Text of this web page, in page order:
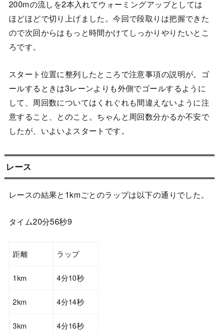
200mの流しを2本入れてウォーミングアップとしては
ほどほどで切り上げました。今回で段取りは把握できた
ので次回からはもっと時間かけてしっかりやりたいとこ
ろです。
スタート位置に整列したところで注意事項の説明が。ゴ
ールするときは3レーンよりも外側でゴールするように
して、周回数についてはくれぐれも間違えないように注
意すること、とのこと。ちゃんと周回数分かるか不安で
したが、いよいよスタートです。
レース
レースの結果と1kmごとのラップは以下の通りでした。
タイム20分56秒9
距離 ラップ
1km 4分10秒
2km 4分14秒
3km 4分16秒